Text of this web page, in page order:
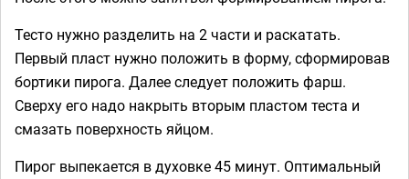
Тесто нужно разделить на 2 части и раскатать.
Первый пласт нужно положить в форму, сформировав
бортики пирога. Далее следует положить фарш.
Сверху его надо накрыть вторым пластом теста и
смазать поверхность яйцом.
Пирог выпекается в духовке 45 минут. Оптимальный